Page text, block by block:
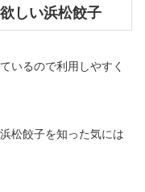
しい浜松餃子
いるので利用しやすく
松餃子を知った気には